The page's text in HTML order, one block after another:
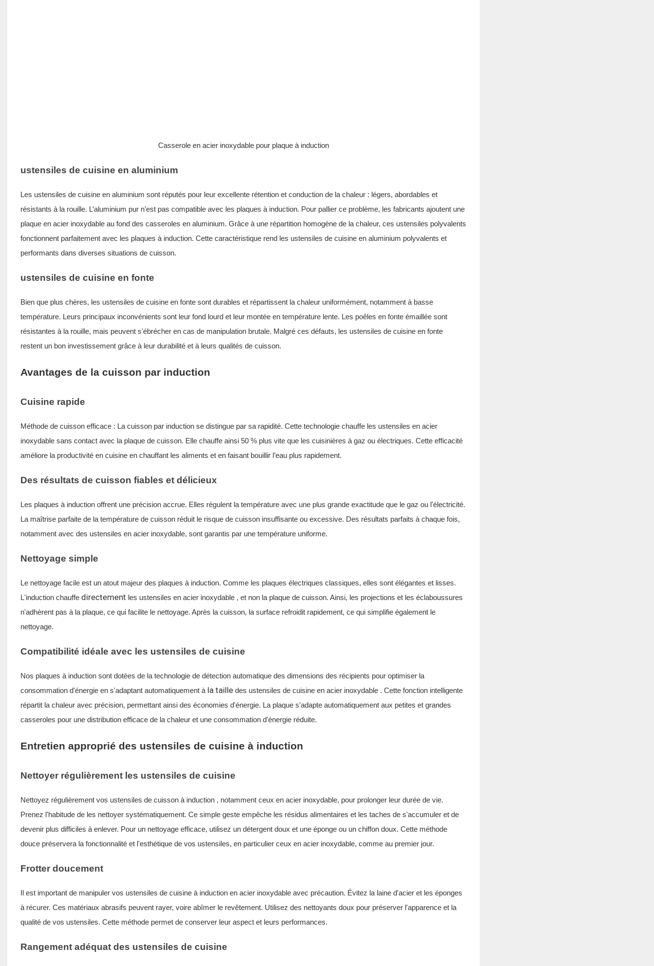
Casserole en acier inoxydable pour plaque à induction
ustensiles de cuisine en aluminium
Les ustensiles de cuisine en aluminium sont réputés pour leur excellente rétention et conduction de la chaleur : légers, abordables et
résistants à la rouille. L’aluminium pur n’est pas compatible avec les plaques à induction. Pour pallier ce problème, les fabricants ajoutent une
plaque en acier inoxydable au fond des casseroles en aluminium. Grâce à une répartition homogène de la chaleur, ces ustensiles polyvalents
fonctionnent parfaitement avec les plaques à induction. Cette caractéristique rend les ustensiles de cuisine en aluminium polyvalents et
performants dans diverses situations de cuisson.
ustensiles de cuisine en fonte
Bien que plus chères, les ustensiles de cuisine en fonte sont durables et répartissent la chaleur uniformément, notamment à basse
température. Leurs principaux inconvénients sont leur fond lourd et leur montée en température lente. Les poêles en fonte émaillée sont
résistantes à la rouille, mais peuvent s'ébrécher en cas de manipulation brutale. Malgré ces défauts, les ustensiles de cuisine en fonte
restent un bon investissement grâce à leur durabilité et à leurs qualités de cuisson.
Avantages de la cuisson par induction
Cuisine rapide
Méthode de cuisson efficace : La cuisson par induction se distingue par sa rapidité. Cette technologie chauffe les ustensiles en acier
inoxydable sans contact avec la plaque de cuisson. Elle chauffe ainsi 50 % plus vite que les cuisinières à gaz ou électriques. Cette efficacité
améliore la productivité en cuisine en chauffant les aliments et en faisant bouillir l’eau plus rapidement.
Des résultats de cuisson fiables et délicieux
Les plaques à induction offrent une précision accrue. Elles régulent la température avec une plus grande exactitude que le gaz ou l'électricité.
La maîtrise parfaite de la température de cuisson réduit le risque de cuisson insuffisante ou excessive. Des résultats parfaits à chaque fois,
notamment avec des ustensiles en acier inoxydable, sont garantis par une température uniforme.
Nettoyage simple
Le nettoyage facile est un atout majeur des plaques à induction. Comme les plaques électriques classiques, elles sont élégantes et lisses.
L'induction chauffedirectement les ustensiles en acier inoxydable , et non la plaque de cuisson. Ainsi, les projections et les éclaboussures
n'adhèrent pas à la plaque, ce qui facilite le nettoyage. Après la cuisson, la surface refroidit rapidement, ce qui simplifie également le
nettoyage.
Compatibilité idéale avec les ustensiles de cuisine
Nos plaques à induction sont dotées de la technologie de détection automatique des dimensions des récipients pour optimiser la
consommation d'énergie en s'adaptant automatiquement àla taille des ustensiles de cuisine en acier inoxydable . Cette fonction intelligente
répartit la chaleur avec précision, permettant ainsi des économies d'énergie. La plaque s'adapte automatiquement aux petites et grandes
casseroles pour une distribution efficace de la chaleur et une consommation d'énergie réduite.
Entretien approprié des ustensiles de cuisine à induction
Nettoyer régulièrement les ustensiles de cuisine
Nettoyez régulièrement vos ustensiles de cuisson à induction , notamment ceux en acier inoxydable, pour prolonger leur durée de vie.
Prenez l'habitude de les nettoyer systématiquement. Ce simple geste empêche les résidus alimentaires et les taches de s'accumuler et de
devenir plus difficiles à enlever. Pour un nettoyage efficace, utilisez un détergent doux et une éponge ou un chiffon doux. Cette méthode
douce préservera la fonctionnalité et l'esthétique de vos ustensiles, en particulier ceux en acier inoxydable, comme au premier jour.
Frotter doucement
Il est important de manipuler vos ustensiles de cuisine à induction en acier inoxydable avec précaution. Évitez la laine d'acier et les éponges
à récurer. Ces matériaux abrasifs peuvent rayer, voire abîmer le revêtement. Utilisez des nettoyants doux pour préserver l'apparence et la
qualité de vos ustensiles. Cette méthode permet de conserver leur aspect et leurs performances.
Rangement adéquat des ustensiles de cuisine